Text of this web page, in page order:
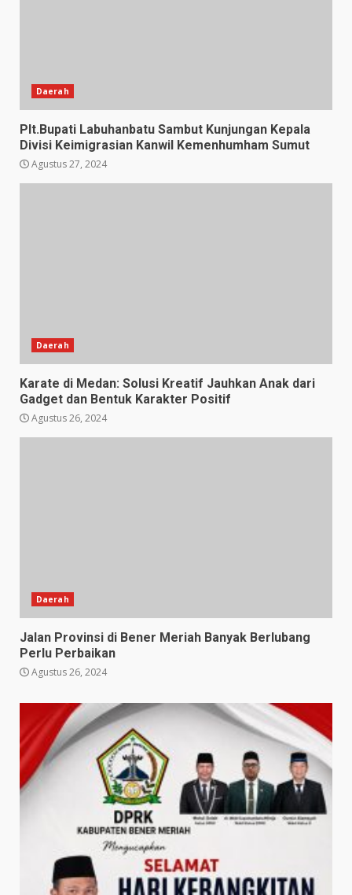
Daerah
Plt.Bupati Labuhanbatu Sambut Kunjungan Kepala
Divisi Keimigrasian Kanwil Kemenhumham Sumut
Agustus 27, 2024
Daerah
Karate di Medan: Solusi Kreatif Jauhkan Anak dari
Gadget dan Bentuk Karakter Positif
Agustus 26, 2024
Daerah
Jalan Provinsi di Bener Meriah Banyak Berlubang
Perlu Perbaikan
Agustus 26, 2024